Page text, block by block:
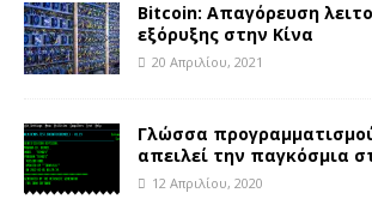
Bitcoin: Απαγόρευση
εξόρυξης στην Κίνα
20 Απριλίου, 2021
Γλώσσα
απειλεί την παγκόσμια
12 Απριλίου, 2020